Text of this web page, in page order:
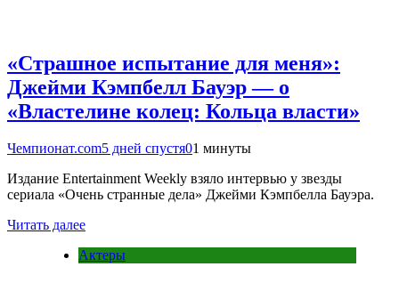
«Страшное испытание для меня»:
Джейми Кэмпбелл Бауэр — о
«Властелине колец: Кольца власти»
Чемпионат.com5 дней спустя01 минуты
Издание Entertainment Weekly взяло интервью у звезды
сериала «Очень странные дела» Джейми Кэмпбелла Бауэра.
Читать далее
Актеры